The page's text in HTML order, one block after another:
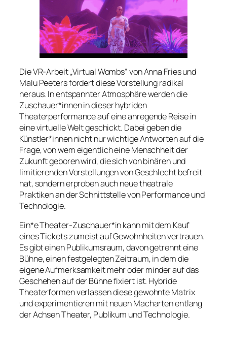
Die VR-Arbeit „Virtual Wombs“ von Anna Fries und
Malu Peeters fordert diese Vorstellung radikal
heraus. In entspannter Atmosphäre werden die
Zuschauer*innen in dieser hybriden
Theaterperformance auf eine anregende Reise in
eine virtuelle Welt geschickt. Dabei geben die
Künstler*innen nicht nur wichtige Antworten auf die
Frage, von wem eigentlich eine Menschheit der
Zukunft geboren wird, die sich von binären und
limitierenden Vorstellungen von Geschlecht befreit
hat, sondern erproben auch neue theatrale
Praktiken an der Schnittstelle von Performance und
Technologie.
Ein*e Theater-Zuschauer*in kann mit dem Kauf
eines Tickets zumeist auf Gewohnheiten vertrauen.
Es gibt einen Publikumsraum, davon getrennt eine
Bühne, einen festgelegten Zeitraum, in dem die
eigene Aufmerksamkeit mehr oder minder auf das
Geschehen auf der Bühne fixiert ist. Hybride
Theaterformen verlassen diese gewohnte Matrix
und experimentieren mit neuen Macharten entlang
der Achsen Theater, Publikum und Technologie.